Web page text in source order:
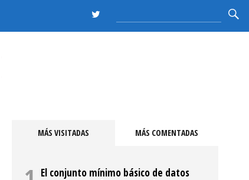
MÁS VISITADAS MÁS COMENTADAS
El conjunto mínimo básico de datos